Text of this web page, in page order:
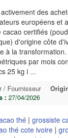
des
européens et
certifiés
d'origine côte
à la
par mois
25 kg i ...
/ Fournisseur
: 27/04/2026
thé | grossiste
thé cote ivoire |